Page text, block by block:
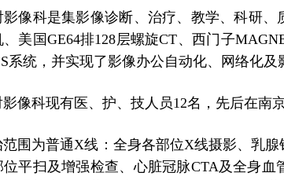
科是集影像诊断、治疗、教学、科研、
美国GE64排128层螺旋CT、西门子
系统，并实现了影像办公自动化、网络化及
科现有医、护、技人员12名，先后在南京
为普通X线：全身各部位X线摄影、乳腺
平扫及增强检查、心脏冠脉CTA及全身